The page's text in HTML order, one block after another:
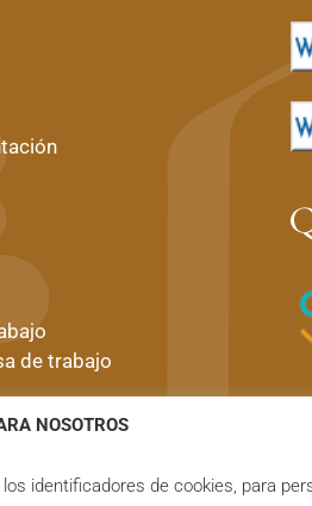
de trabajo
NOSOTROS
identificadores de cookies, para